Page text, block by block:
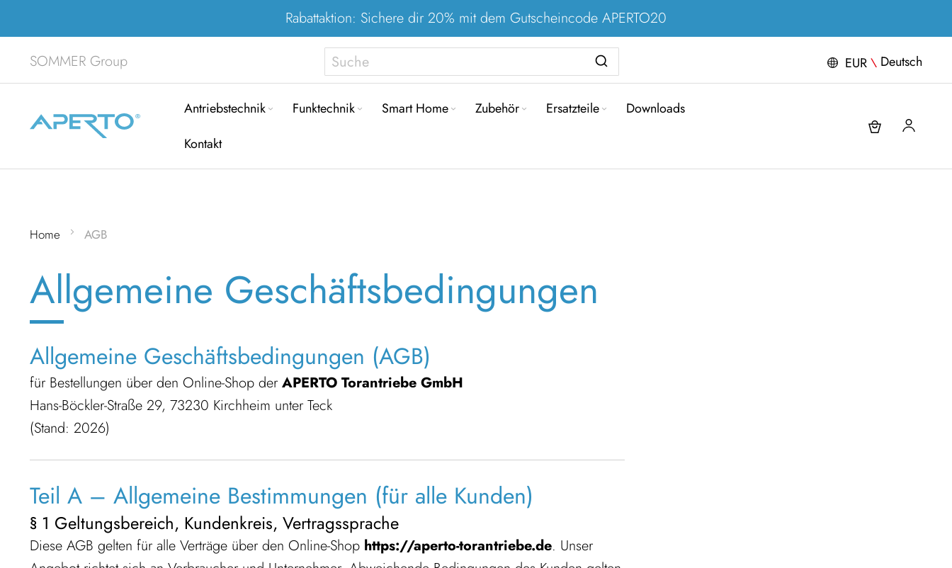
Rabattaktion: Sichere dir 20% mit dem Gutscheincode APERTO20
Direkt
zum
Inhalt
SOMMER Group EUR\ Deutsch
Antriebstechnik Funktechnik Smart Home Zubehör Ersatzteile
Downloads
Kontakt
Home AGB
Allgemeine Geschäftsbedingungen
Allgemeine Geschäftsbedingungen (AGB)
für Bestellungen über den Online-Shop der APERTO Torantriebe GmbH
Hans-Böckler-Straße 29, 73230 Kirchheim unter Teck
(Stand: 2026)
Teil A – Allgemeine Bestimmungen (für alle Kunden)
§ 1 Geltungsbereich, Kundenkreis, Vertragssprache
Diese AGB gelten für alle Verträge über den Online-Shop https://aperto-torantriebe.de. Unser